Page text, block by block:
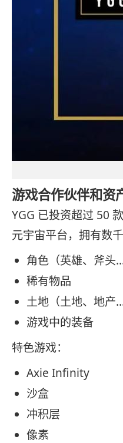
游戏合作伙伴和资
YGG 已投资超过 50
元宇宙平台，拥有数
角色（英雄、斧头
稀有物品
土地（土地、地产
游戏中的装备
特色游戏：
Axie Infinity
沙盒
冲积层
像素